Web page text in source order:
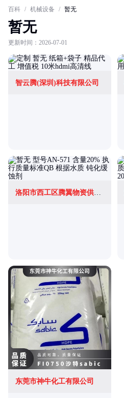
百科 / 机械设备 / 暂无
暂无
更新时间：2026-07-01
智云腾(深圳)科技有限公司
洛阳市西工区腾翼物资供应站
东莞市神牛化工有限公司